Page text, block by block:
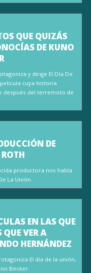
QUE QUIZÁS
DE KUNO
y dirige El Día De
cuya historia
después del terremoto de
DE
productora nos habla
La Unión.
EN LAS QUE
QUE VER A
HERNÁNDEZ
El día de la unión,
Becker.